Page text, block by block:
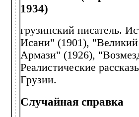
1934)
грузинский писатель.
Исани" (1901),
Армази" (1926),
Реалистические
Грузии.
Случайная справка